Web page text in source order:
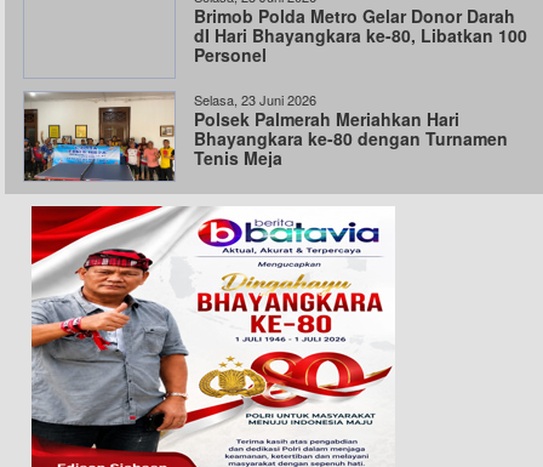
Brimob Polda Metro Gelar Donor Darah
dI Hari Bhayangkara ke-80, Libatkan 100
Personel
Selasa, 23 Juni 2026
Polsek Palmerah Meriahkan Hari
Bhayangkara ke-80 dengan Turnamen
Tenis Meja